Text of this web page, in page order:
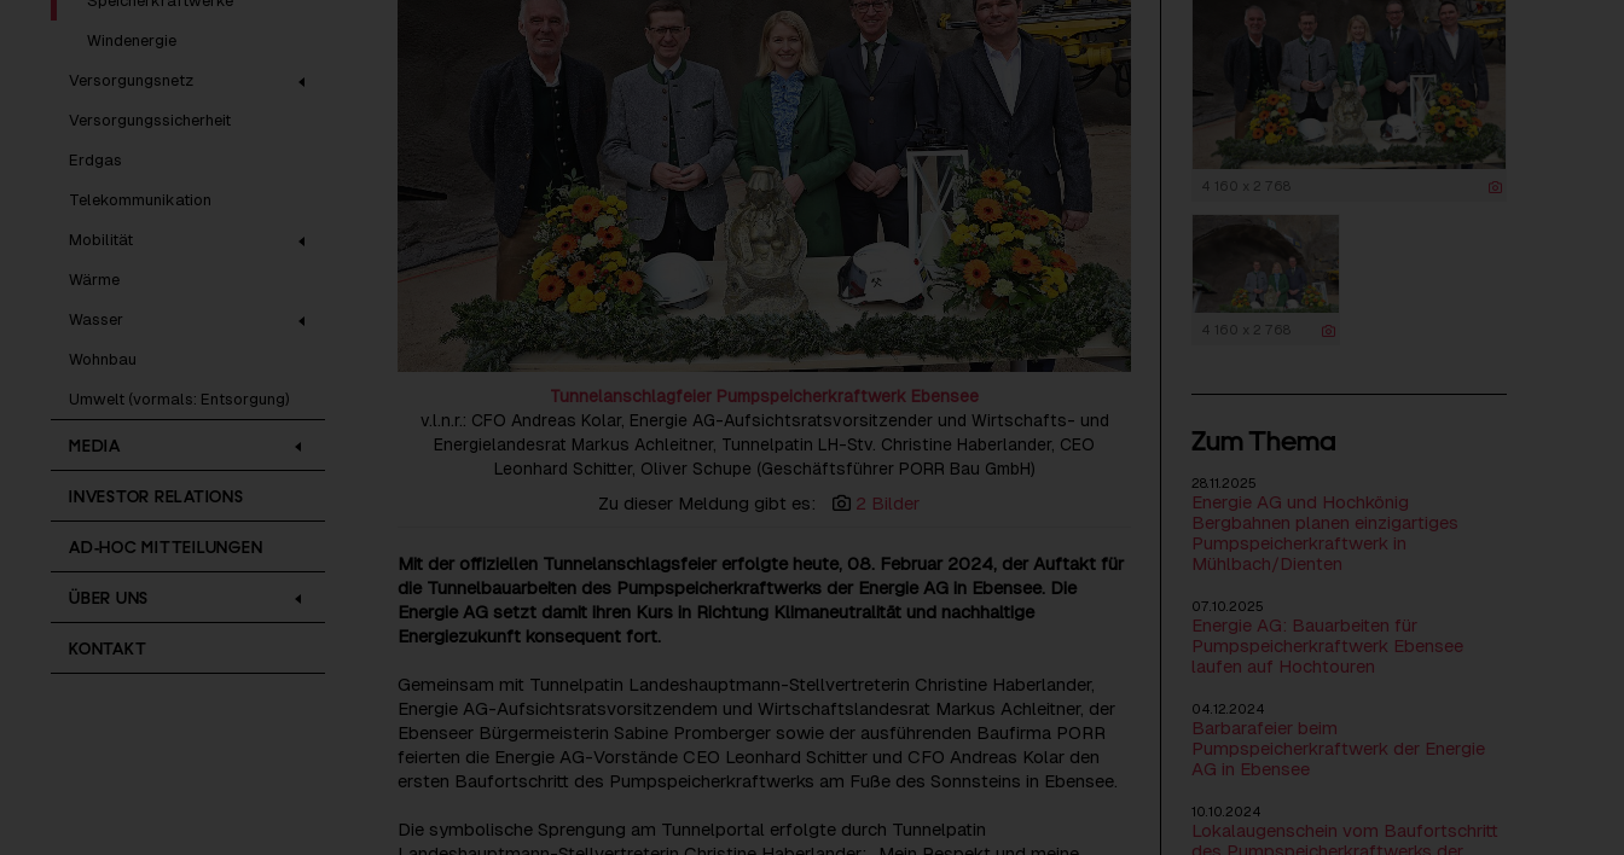
Windenergie
Versorgungsnetz
Versorgungssicherheit
Erdgas
Telekommunikation
Mobilität
Wärme
Wasser
Wohnbau
Umwelt (vormals: Entsorgung)
MEDIA
INVESTOR RELATIONS
AD-HOC MITTEILUNGEN
ÜBER UNS
KONTAKT
Tunnelanschlagfeier Pumpspeicherkraftwerk Ebensee
v.l.n.r.: CFO Andreas Kolar, Energie AG-Aufsichtsratsvorsitzender und Wirtschafts- und
Energielandesrat Markus Achleitner, Tunnelpatin LH-Stv. Christine Haberlander, CEO
Leonhard Schitter, Oliver Schupe (Geschäftsführer PORR Bau GmbH)
Zu dieser Meldung gibt es: 2 Bilder
Mit der offiziellen Tunnelanschlagsfeier erfolgte heute, 08. Februar 2024, der Auftakt für
die Tunnelbauarbeiten des Pumpspeicherkraftwerks der Energie AG in Ebensee. Die
Energie AG setzt damit ihren Kurs in Richtung Klimaneutralität und nachhaltige
Energiezukunft konsequent fort.
Gemeinsam mit Tunnelpatin Landeshauptmann-Stellvertreterin Christine Haberlander,
Energie AG-Aufsichtsratsvorsitzendem und Wirtschaftslandesrat Markus Achleitner, der
Ebenseer Bürgermeisterin Sabine Promberger sowie der ausführenden Baufirma PORR
feierten die Energie AG-Vorstände CEO Leonhard Schitter und CFO Andreas Kolar den
ersten Baufortschritt des Pumpspeicherkraftwerks am Fuße des Sonnsteins in Ebensee.
Die symbolische Sprengung am Tunnelportal erfolgte durch Tunnelpatin
4 160 x 2 768
4 160 x 2 768
Zum Thema
28.11.2025
Energie AG und Hochkönig
Bergbahnen planen einzigartiges
Pumpspeicherkraftwerk in
Mühlbach/Dienten
07.10.2025
Energie AG: Bauarbeiten für
Pumpspeicherkraftwerk Ebensee
laufen auf Hochtouren
04.12.2024
Barbarafeier beim
Pumpspeicherkraftwerk der Energie
AG in Ebensee
10.10.2024
Lokalaugenschein vom Baufortschritt
des Pumpspeicherkraftwerks der